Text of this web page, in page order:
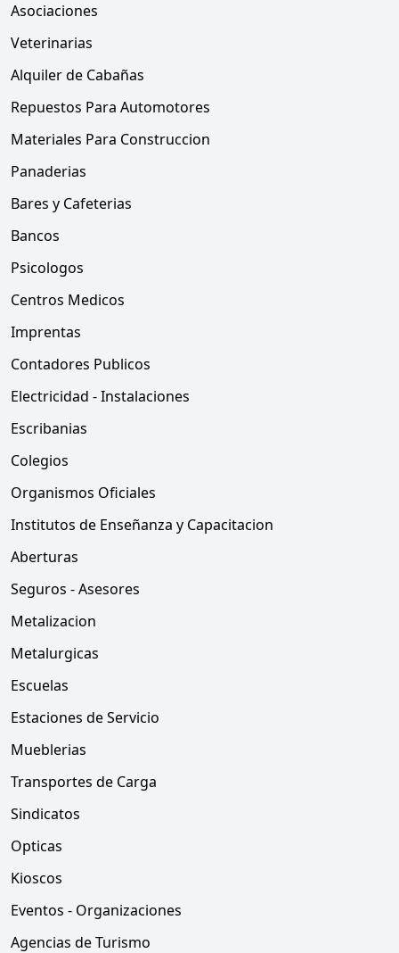
Asociaciones
Veterinarias
Alquiler de Cabañas
Repuestos Para Automotores
Materiales Para Construccion
Panaderias
Bares y Cafeterias
Bancos
Psicologos
Centros Medicos
Imprentas
Contadores Publicos
Electricidad - Instalaciones
Escribanias
Colegios
Organismos Oficiales
Institutos de Enseñanza y Capacitacion
Aberturas
Seguros - Asesores
Metalizacion
Metalurgicas
Escuelas
Estaciones de Servicio
Mueblerias
Transportes de Carga
Sindicatos
Opticas
Kioscos
Eventos - Organizaciones
Agencias de Turismo